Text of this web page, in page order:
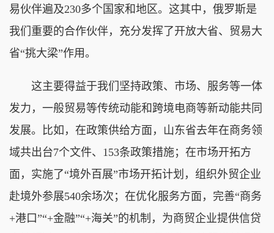
易伙伴遍及230多个国家和地区。这其中，俄罗斯是
我们重要的合作伙伴，充分发挥了开放大省、贸易大
省“挑大梁”作用。
这主要得益于我们坚持政策、市场、服务等一体
发力，一般贸易等传统动能和跨境电商等新动能共同
发展。比如，在政策供给方面，山东省去年在商务领
域共出台7个文件、153条政策措施；在市场开拓方
面，实施了“境外百展”市场开拓计划，组织外贸企业
赴境外参展540余场次；在优化服务方面，完善“商务
+港口”“+金融”“+海关”的机制，为商贸企业提供信贷